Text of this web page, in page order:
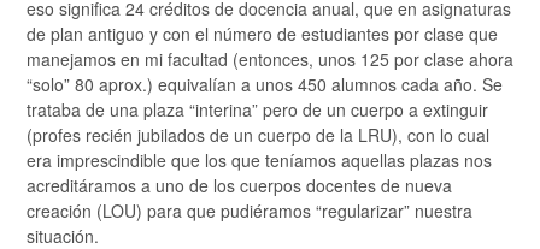
eso significa 24 créditos de docencia anual, que en asignaturas
de plan antiguo y con el número de estudiantes por clase que
manejamos en mi facultad (entonces, unos 125 por clase ahora
“solo” 80 aprox.) equivalían a unos 450 alumnos cada año. Se
trataba de una plaza “interina” pero de un cuerpo a extinguir
(profes recién jubilados de un cuerpo de la LRU), con lo cual
era imprescindible que los que teníamos aquellas plazas nos
acreditáramos a uno de los cuerpos docentes de nueva
creación (LOU) para que pudiéramos “regularizar” nuestra
situación.